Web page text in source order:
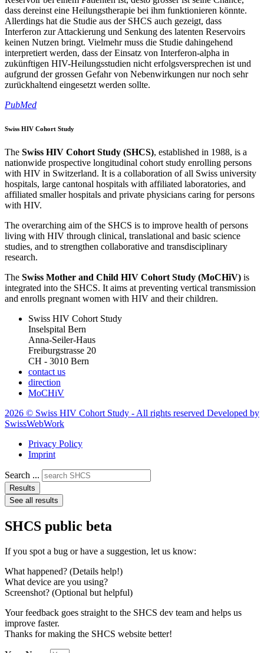
dass dereinst eine Heilungstherapie bei ihm funktionieren könnte.
Allerdings hat die Studie aus der SHCS auch gezeigt, dass
Interferon zur Attackierung und Senkung des latenten Reservoirs
keinen Nutzen bringt. Vielmehr muss die Studie dahingehend
interpretiert werden, dass der Einsatz von Interferon-alpha in
zukünftigen HIV-Heilungsstudien nicht erfolgsversprechen ist und
aufgrund der grossen Gefahr von Nebenwirkungen nur noch sehr
zurückhaltend eingesetzt werden sollte.
PubMed
Swiss HIV Cohort Study
The Swiss HIV Cohort Study (SHCS), established in 1988, is a
nationwide prospective longitudinal cohort study enrolling persons
with HIV in Switzerland. It is a collaboration of all Swiss university
hospitals, large cantonal hospitals with affiliated laboratories, and
affiliated smaller hospitals and private physicians caring for persons
with HIV.
The overarching aim of the SHCS is to improve health of persons
living with HIV through clinical, translational and basic science
studies, and to strengthen collaborative and transdisciplinary
research.
The Swiss Mother and Child HIV Cohort Study (MoCHiV) is
integrated into the SHCS. It aims at preventing vertical transmission
and enrolls pregnant women with HIV and their children.
Swiss HIV Cohort Study
Inselspital Bern
Anna-Seiler-Haus
Freiburgstrasse 20
CH - 3010 Bern
contact us
direction
MoCHiV
2026 © Swiss HIV Cohort Study - All rights reserved Developed by
SwissWebWork
Privacy Policy
Imprint
Search ...
Results
See all results
SHCS public beta
If you spot a bug or have a suggestion, let us know:
What happened? (Details help!)
What device are you using?
Screenshot? (Optional but helpful)
Your feedback goes straight to the SHCS dev team and helps us
improve faster.
Thanks for making the SHCS website better!